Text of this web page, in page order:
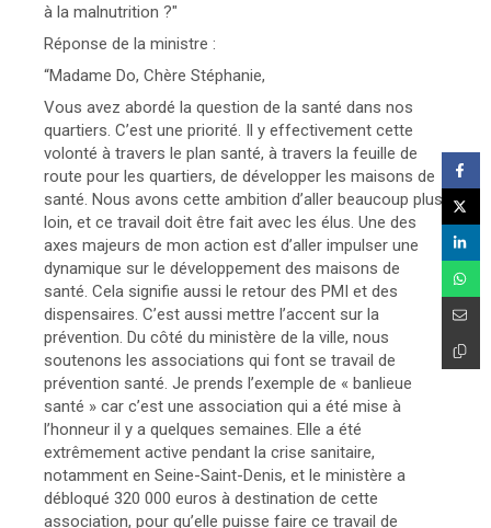
à la malnutrition ?"
Réponse de la ministre :
“Madame Do, Chère Stéphanie,
Vous avez abordé la question de la santé dans nos
quartiers. C’est une priorité. Il y effectivement cette
volonté à travers le plan santé, à travers la feuille de
route pour les quartiers, de développer les maisons de
santé. Nous avons cette ambition d’aller beaucoup plus
loin, et ce travail doit être fait avec les élus. Une des
axes majeurs de mon action est d’aller impulser une
dynamique sur le développement des maisons de
santé. Cela signifie aussi le retour des PMI et des
dispensaires. C’est aussi mettre l’accent sur la
prévention. Du côté du ministère de la ville, nous
soutenons les associations qui font se travail de
prévention santé. Je prends l’exemple de « banlieue
santé » car c’est une association qui a été mise à
l’honneur il y a quelques semaines. Elle a été
extrêmement active pendant la crise sanitaire,
notamment en Seine-Saint-Denis, et le ministère a
débloqué 320 000 euros à destination de cette
association, pour qu’elle puisse faire ce travail de